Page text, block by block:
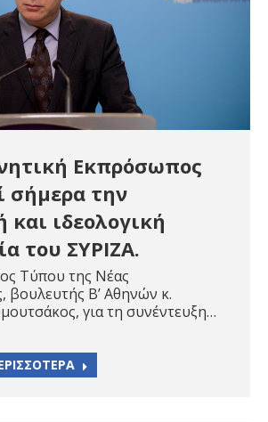
Εκπρόσωπος
σήμερα την
και ιδεολογική
του ΣΥΡΙΖΑ.
Τύπου της Νέας
βουλευτής Β’ Αθηνών κ.
για τη συνέντευξη…